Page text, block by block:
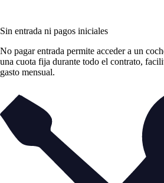
Sin entrada ni pagos iniciales
No pagar entrada permite acceder a un
una cuota fija durante todo el contrato,
gasto mensual.